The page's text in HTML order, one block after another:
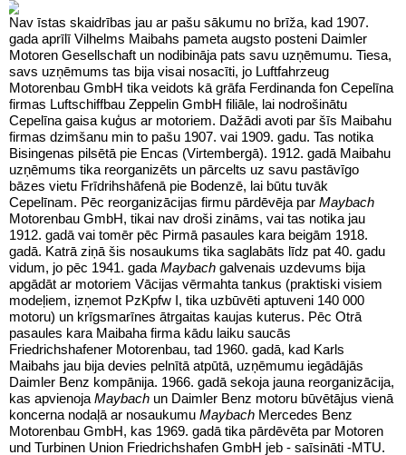
Nav īstas skaidrības jau ar pašu sākumu no brīža, kad 1907.
gada aprīlī Vilhelms Maibahs pameta augsto posteni Daimler
Motoren Gesellschaft un nodibināja pats savu uzņēmumu. Tiesa,
savs uzņēmums tas bija visai nosacīti, jo Luftfahrzeug
Motorenbau GmbH tika veidots kā grāfa Ferdinanda fon Cepelīna
firmas Luftschiffbau Zeppelin GmbH filiāle, lai nodrošinātu
Cepelīna gaisa kuģus ar motoriem. Dažādi avoti par šīs Maibahu
firmas dzimšanu min to pašu 1907. vai 1909. gadu. Tas notika
Bisingenas pilsētā pie Encas (Virtembergā). 1912. gadā Maibahu
uzņēmums tika reorganizēts un pārcelts uz savu pastāvīgo
bāzes vietu Frīdrihshāfenā pie Bodenzē, lai būtu tuvāk
Cepelīnam. Pēc reorganizācijas firmu pārdēvēja par Maybach
Motorenbau GmbH, tikai nav droši zināms, vai tas notika jau
1912. gadā vai tomēr pēc Pirmā pasaules kara beigām 1918.
gadā. Katrā ziņā šis nosaukums tika saglabāts līdz pat 40. gadu
vidum, jo pēc 1941. gada Maybach galvenais uzdevums bija
apgādāt ar motoriem Vācijas vērmahta tankus (praktiski visiem
modeļiem, izņemot PzKpfw I, tika uzbūvēti aptuveni 140 000
motoru) un krīgsmarīnes ātrgaitas kaujas kuterus. Pēc Otrā
pasaules kara Maibaha firma kādu laiku saucās
Friedrichshafener Motorenbau, tad 1960. gadā, kad Karls
Maibahs jau bija devies pelnītā atpūtā, uzņēmumu iegādājās
Daimler Benz kompānija. 1966. gadā sekoja jauna reorganizācija,
kas apvienoja Maybach un Daimler Benz motoru būvētājus vienā
koncerna nodaļā ar nosaukumu Maybach Mercedes Benz
Motorenbau GmbH, kas 1969. gadā tika pārdēvēta par Motoren
und Turbinen Union Friedrichshafen GmbH jeb - saīsināti -MTU.